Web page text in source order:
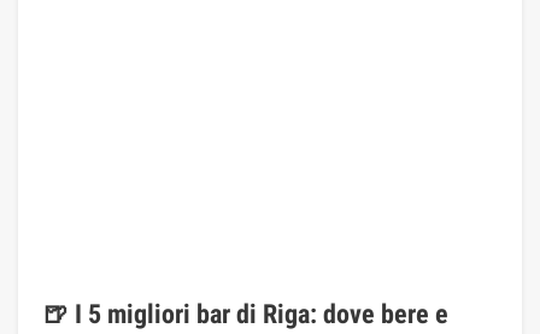
🍺 I 5 migliori bar di Riga: dove bere e